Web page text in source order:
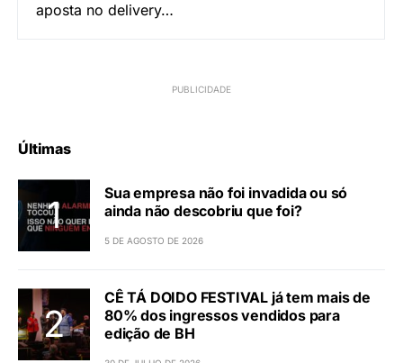
aposta no delivery…
Últimas
Sua empresa não foi invadida ou só
ainda não descobriu que foi?
5 DE AGOSTO DE 2026
CÊ TÁ DOIDO FESTIVAL já tem mais de
80% dos ingressos vendidos para
edição de BH